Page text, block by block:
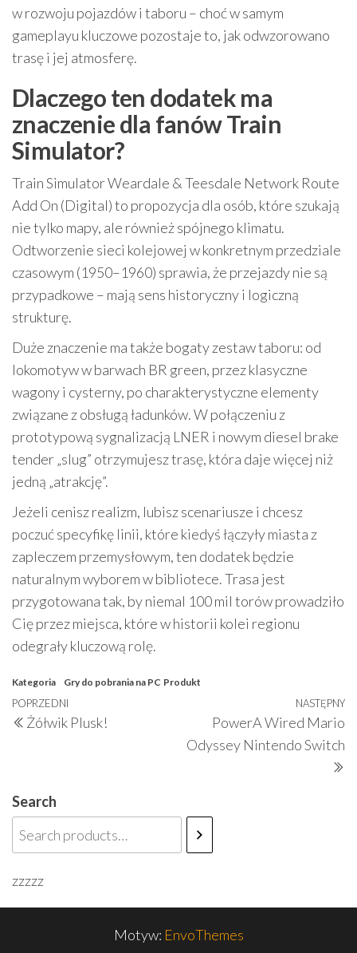
w rozwoju pojazdów i taboru – choć w samym
gameplayu kluczowe pozostaje to, jak odwzorowano
trasę i jej atmosferę.
Dlaczego ten dodatek ma
znaczenie dla fanów Train
Simulator?
Train Simulator Weardale & Teesdale Network Route
Add On (Digital) to propozycja dla osób, które szukają
nie tylko mapy, ale również spójnego klimatu.
Odtworzenie sieci kolejowej w konkretnym przedziale
czasowym (1950–1960) sprawia, że przejazdy nie są
przypadkowe – mają sens historyczny i logiczną
strukturę.
Duże znaczenie ma także bogaty zestaw taboru: od
lokomotyw w barwach BR green, przez klasyczne
wagony i cysterny, po charakterystyczne elementy
związane z obsługą ładunków. W połączeniu z
prototypową sygnalizacją LNER i nowym diesel brake
tender „slug” otrzymujesz trasę, która daje więcej niż
jedną „atrakcję”.
Jeżeli cenisz realizm, lubisz scenariusze i chcesz
poczuć specyfikę linii, które kiedyś łączyły miasta z
zapleczem przemysłowym, ten dodatek będzie
naturalnym wyborem w bibliotece. Trasa jest
przygotowana tak, by niemal 100 mil torów prowadziło
Cię przez miejsca, które w historii kolei regionu
odegrały kluczową rolę.
Kategoria Gry do pobrania na PC Produkt
Nawigacja
wpisu
Poprzedni
wpis
POPRZEDNI
Żółwik Plusk!
NASTĘPNY
PowerA Wired Mario
Odyssey Nintendo Switch
Search
zzzzz
Motyw: EnvoThemes